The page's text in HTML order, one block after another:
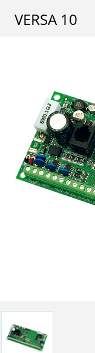
VERSA 10